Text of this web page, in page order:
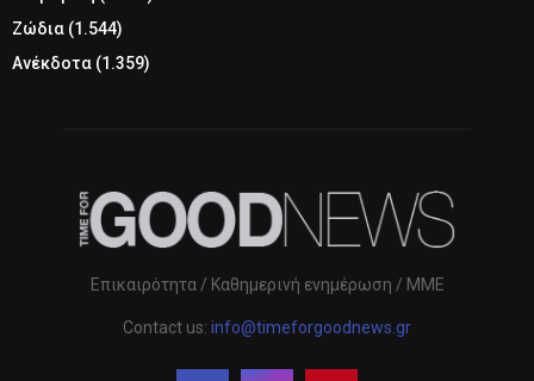
Ζώδια (1.544)
Ανέκδοτα (1.359)
Επικαιρότητα / Καθημερινή ενημέρωση / ΜΜΕ
Contact us: info@timeforgoodnews.gr